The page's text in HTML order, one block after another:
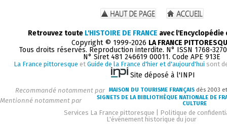
Retrouvez toute L'HISTOIRE DE FRANCE avec
Copyright © 1999-2026 LA FRANCE
Tous droits réservés. Reproduction interdite. N° ISSN 1768-
N° Siret 481 246619 00011. Code APE 913E
La France pittoresque et Guide de la France d'hier et d'aujourd'hui sont
Site déposé à l'INPI
Recommandé notamment par MAISON DU TOURISME FRANÇAIS dès 2003
Mentionné notamment par
SIGNETS DE LA BIBLIOTHÈQUE NATIONALE DE
CULTURE
Services La France pittoresque
Politique de
L'événement historique du jour